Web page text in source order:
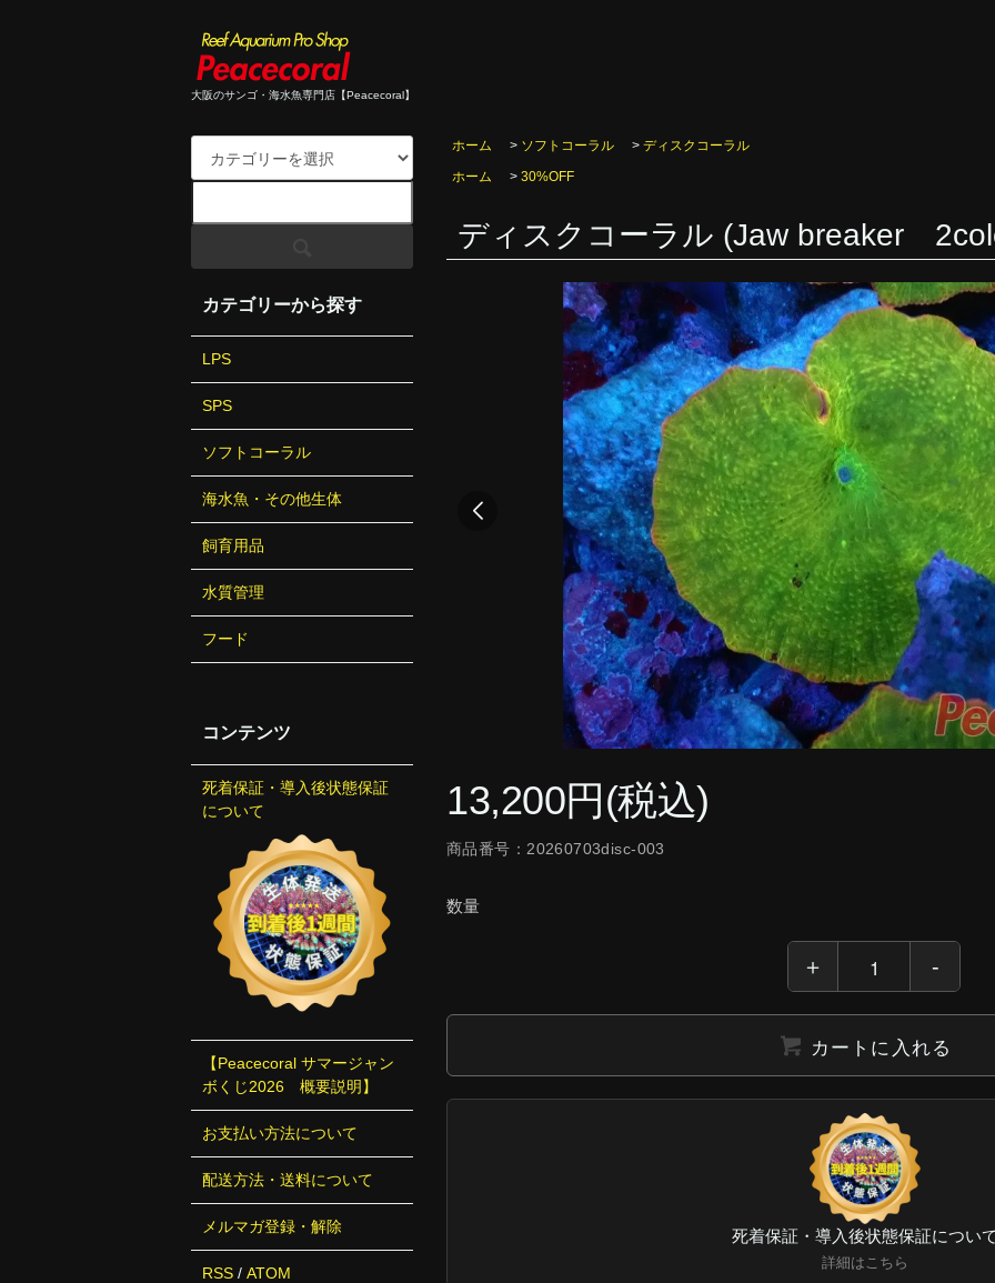
大阪のサンゴ・海水魚専門店【Peacecoral】
ホーム > ソフトコーラル > ディスクコーラル
ホーム
> 30%OFF
ディスクコーラル (Jaw breaker
13,200円(税込)
商品番号：20260703disc-003
数量
カートに入れる
死着保証・導入後状態保証につい
詳細はこちら
カテゴリーから探す
LPS
SPS
ソフトコーラル
海水魚・その他生体
飼育用品
水質管理
フード
コンテンツ
死着保証・導入後状態保証
について
【Peacecoral サマージャン
ボくじ2026 概要説明】
お支払い方法について
配送方法・送料について
メルマガ登録・解除
RSS / ATOM